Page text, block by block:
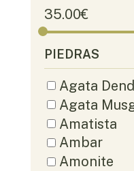
35.00€
PIEDRAS
Agata
Agata
Amatista
Ambar
Amonite